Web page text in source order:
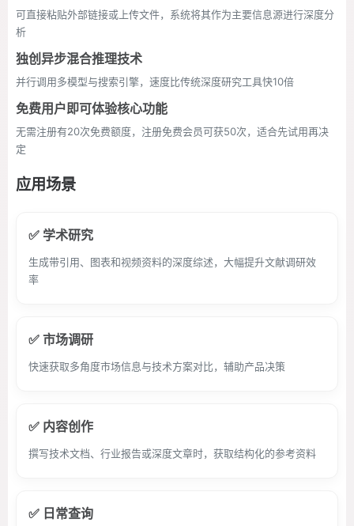
可直接粘贴外部链接或上传文件，系统将其作为主要信息源进行深度分
析
独创异步混合推理技术
并行调用多模型与搜索引擎，速度比传统深度研究工具快10倍
免费用户即可体验核心功能
无需注册有20次免费额度，注册免费会员可获50次，适合先试用再决
定
应用场景
✅ 学术研究
生成带引用、图表和视频资料的深度综述，大幅提升文献调研效
率
✅ 市场调研
快速获取多角度市场信息与技术方案对比，辅助产品决策
✅ 内容创作
撰写技术文档、行业报告或深度文章时，获取结构化的参考资料
✅ 日常查询